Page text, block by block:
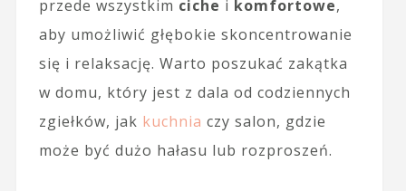
przede wszystkim ciche i komfortowe,
aby umożliwić głębokie skoncentrowanie
się i relaksację. Warto poszukać zakątka
w domu, który jest z dala od codziennych
zgiełków, jak kuchnia czy salon, gdzie
może być dużo hałasu lub rozproszeń.